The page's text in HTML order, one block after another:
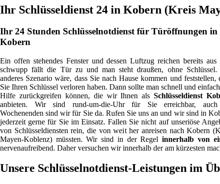
Ihr Schlüsseldienst 24 in Kobern (Kreis
Ihr 24 Stunden Schlüsselnotdienst für Türöffnungen in
Kobern
Ein offen stehendes Fenster und dessen Luftzug reichen bereits aus
schwupp fällt die Tür zu und man steht draußen, ohne Schlüssel.
anderes Szenario wäre, dass Sie nach Hause kommen und feststellen,
Sie Ihren Schlüssel verloren haben. Dann sollte man schnell und
Hilfe zurückgreifen können, die wir Ihnen alsSchlüsseldienst
anbieten. Wir sind rund-um-die-Uhr für Sie erreichbar,
Wochenenden sind wir für Sie da. Rufen Sie uns an und wir sind in
jederzeit gerne für Sie im Einsatz. Fallen Sie nicht auf unseriöse
von Schlüsseldiensten rein, die von weit her anreisen nach Kobern
Mayen-Koblenz) müssten. Wir sind in der Regelinnerhalb von
nervenaufreibend. Daher versuchen wir innerhalb der am kürzesten
Unsere Schlüsselnotdienst-Leistungen im